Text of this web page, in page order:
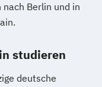
nach Berlin und in
studieren
deutsche